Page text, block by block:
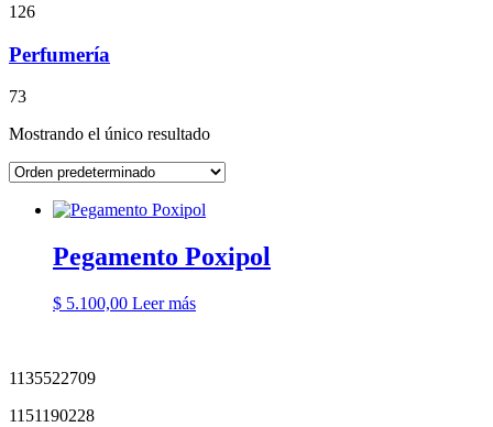
126
Perfumería
73
Mostrando el único resultado
Pegamento Poxipol
$ 5.100,00 Leer más
1135522709
1151190228